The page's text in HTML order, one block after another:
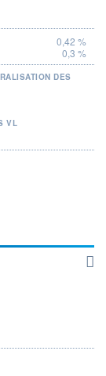
0,42 %
0,3 %
DES
VL